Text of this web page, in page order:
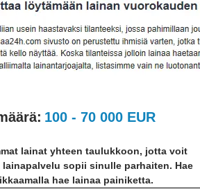
100 - 70 000 EUR
lainat yhteen taulukkoon, jotta voit
sopii sinulle parhaiten. Hae
hae lainaa painiketta.